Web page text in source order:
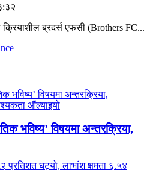
ब्रदर्स एफसी (Brothers FC...
भविष्य’ विषयमा अन्तरक्रिया,